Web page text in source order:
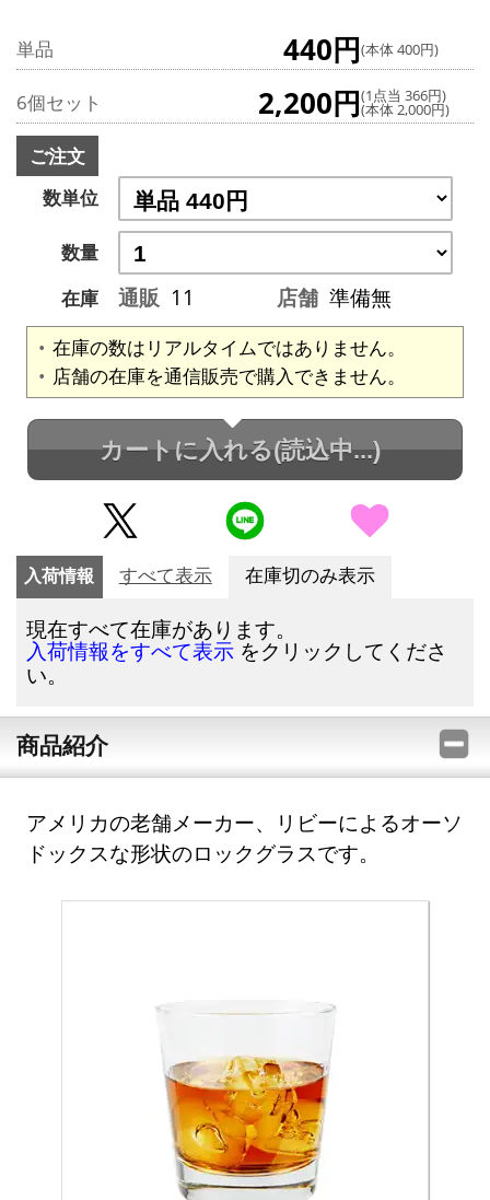
単品 440円(本体 400円)
6個セット 2,200円(1点当 366円)
(本体 2,000円)
ご注文
数単位
数量
在庫
通販 11 店舗 準備無
在庫の数はリアルタイムではありません。
店舗の在庫を通信販売で購入できません。
カートに入れる(読込中...)
入荷情報 すべて表示 在庫切のみ表示
現在すべて在庫があります。
入荷情報をすべて表示 をクリックしてくださ
い。
商品紹介
アメリカの老舗メーカー、リビーによるオーソ
ドックスな形状のロックグラスです。